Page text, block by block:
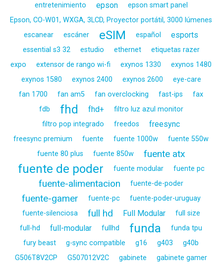
entretenimiento
epson
epson smart panel
Epson, CO-W01, WXGA, 3LCD, Proyector portátil, 3000 lúmenes
escanear
escáner eSIM español esports
essential s3 32 estudio ethernet
etiquetas razer
expo
extensor de rango wi-fi exynos 1330
exynos 1480
exynos 1580
exynos 2400 exynos 2600
eye-care
fan 1700
fan am5 fan overclocking fast-ips
fax
fdb
fhd fhd+
filtro luz azul monitor
filtro pop integrado
freedos freesync
freesync premium fuente fuente 1000w
fuente 550w
fuente 80 plus
fuente 850w fuente atx
fuente de poder fuente modular fuente pc
fuente-alimentacion fuente-de-poder
fuente-gamer fuente-pc
fuente-poder-uruguay
fuente-silenciosa
full hd Full Modular
full size
full-hd
full-modular fullhd funda
funda tpu
fury beast
g-sync compatible g16 g403
g40b
G506T8V2CP
G507012V2C gabinete
gabinete gamer